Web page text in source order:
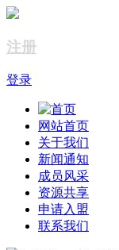
注册
登录
网站首页
关于我们
新闻通知
成员风采
资源共享
申请入盟
联系我们